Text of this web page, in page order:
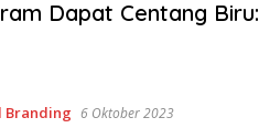
Dapat Centang Biru:
Branding 6 Oktober 2023